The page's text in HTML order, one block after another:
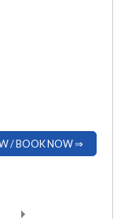
/ BOOK NOW ⇒